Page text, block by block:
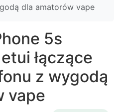
dla amatorów vape
5s
łączące
z wygodą
vape